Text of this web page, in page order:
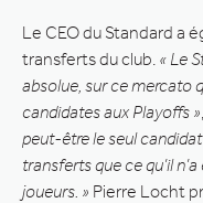
Le CEO du Standard a
transferts du club. « Le
absolue, sur ce mercato
candidates aux Playoffs »
peut-être le seul
transferts que ce qu’il
joueurs. » Pierre Locht